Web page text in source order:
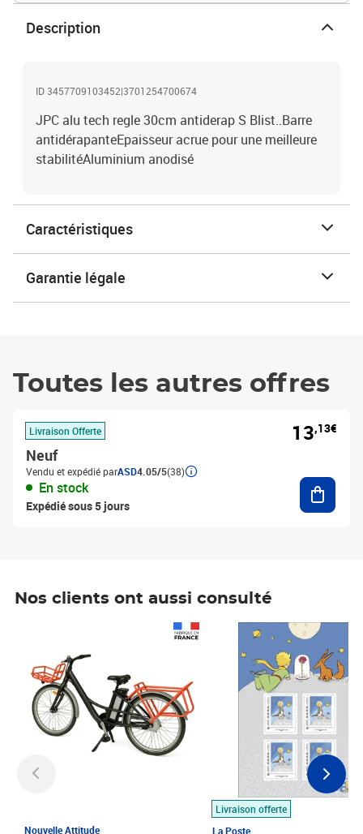
Description
ID 3457709103452|3701254700674
JPC alu tech regle 30cm antiderap S Blist..Barre
antidérapanteEpaisseur acrue pour une meilleure
stabilitéAluminium anodisé
Caractéristiques
Garantie légale
Toutes les autres offres
Livraison Offerte
Neuf
Vendu et expédié parASD4.05/5(38)
En stock
Expédié sous 5 jours
13,13€
Nos clients ont aussi consulté
Nouvelle Attitude
Livraison offerte
La Poste
Prix 7,50€